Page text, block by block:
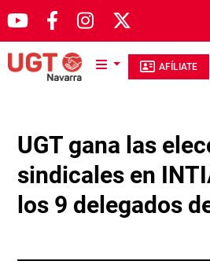
Pasar al contenido principal
AFÍLIATE
UGT gana las
sindicales en
los 9 delegados